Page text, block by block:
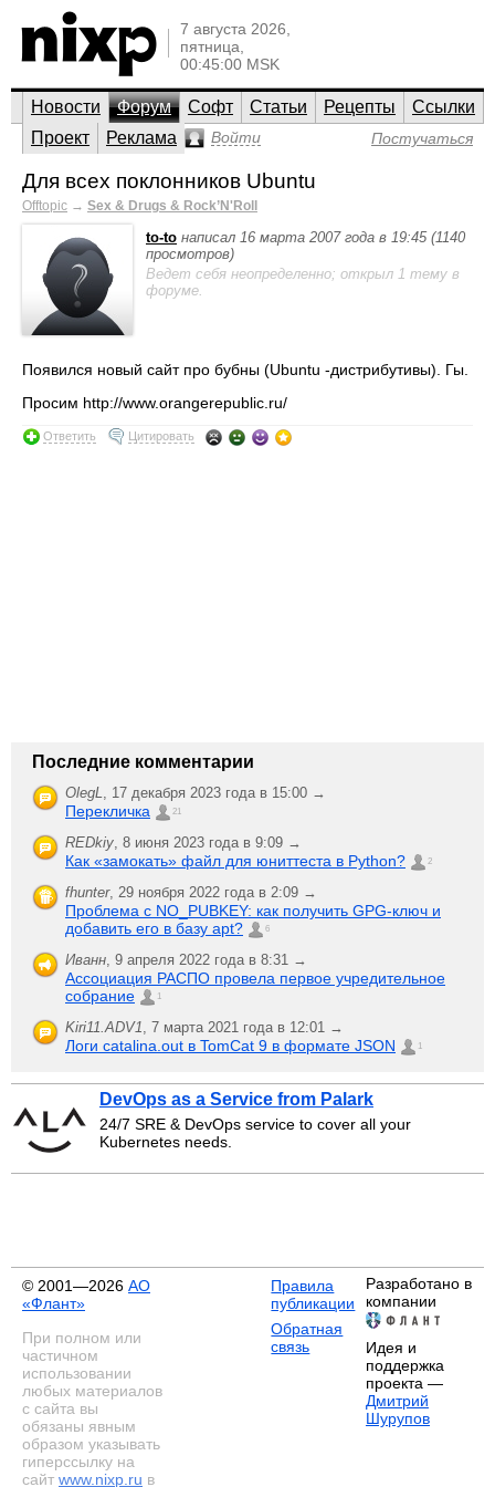
7 августа 2026,
пятница,
00:45:00 MSK
Новости Форум Софт Статьи Рецепты
Ссылки
Проект
Реклама Войти Постучаться
Для всех поклонников Ubuntu
Offtopic → Sex & Drugs & Rock’N'Roll
to-to написал 16 марта 2007 года в 19:45 (1140
просмотров)
Ведет себя неопределенно; открыл 1 тему в
форуме.
Появился новый сайт про бубны (Ubuntu -дистрибутивы). Гы.
Просим http://www.orangerepublic.ru/
Ответить Цитировать
Последние комментарии
OlegL, 17 декабря 2023 года в 15:00 →
Перекличка 21
REDkiy, 8 июня 2023 года в 9:09 →
Как «замокать» файл для юниттеста в Python? 2
fhunter, 29 ноября 2022 года в 2:09 →
Проблема с NO_PUBKEY: как получить GPG-ключ и
добавить его в базу apt?
6
Иванн, 9 апреля 2022 года в 8:31 →
Ассоциация РАСПО провела первое учредительное
собрание
1
Kiri11.ADV1, 7 марта 2021 года в 12:01 →
Логи catalina.out в TomCat 9 в формате JSON 1
DevOps as a Service from Palark
24/7 SRE & DevOps service to cover all your
Kubernetes needs.
© 2001—2026 АО
«Флант»
При полном или
частичном
использовании
любых материалов
с сайта вы
обязаны явным
образом указывать
гиперссылку на
сайт www.nixp.ru в
Правила
публикации
Обратная
связь
Разработано в
компании
Идея и
поддержка
проекта —
Дмитрий
Шурупов